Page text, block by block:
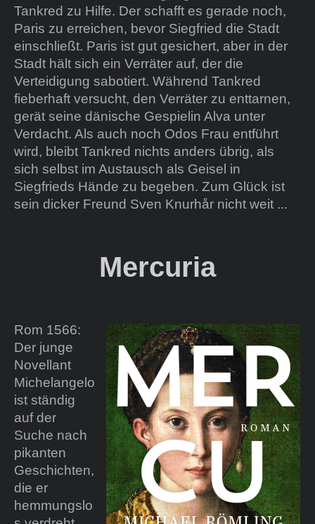
Tankred zu Hilfe. Der schafft es gerade noch,
Paris zu erreichen, bevor Siegfried die Stadt
einschließt. Paris ist gut gesichert, aber in der
Stadt hält sich ein Verräter auf, der die
Verteidigung sabotiert. Während Tankred
fieberhaft versucht, den Verräter zu enttarnen,
gerät seine dänische Gespielin Alva unter
Verdacht. Als auch noch Odos Frau entführt
wird, bleibt Tankred nichts anders übrig, als
sich selbst im Austausch als Geisel in
Siegfrieds Hände zu begeben. Zum Glück ist
sein dicker Freund Sven Knurhår nicht weit ...
Mercuria
Rom 1566:
Der junge
Novellant
Michelangelo
ist ständig
auf der
Suche nach
pikanten
Geschichten,
die er
hemmungslo